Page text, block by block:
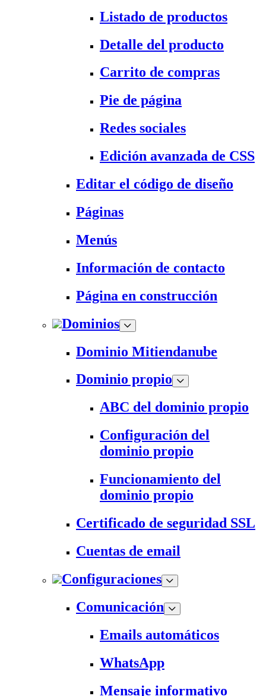
Listado de productos
Detalle del producto
Carrito de compras
Pie de página
Redes sociales
Edición avanzada de CSS
Editar el código de diseño
Páginas
Menús
Información de contacto
Página en construcción
Dominios
Dominio Mitiendanube
Dominio propio
ABC del dominio propio
Configuración del
dominio propio
Funcionamiento del
dominio propio
Certificado de seguridad SSL
Cuentas de email
Configuraciones
Comunicación
Emails automáticos
WhatsApp
Mensaje informativo